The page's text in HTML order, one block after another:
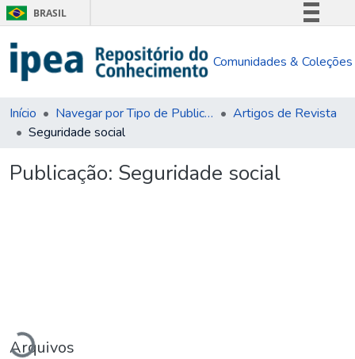
BRASIL
Comunica BR
Acesso à informação
Comunidades & Coleções
Início Navegar por Tipo de Publicação
Artigos de Revista
Seguridade social
Publicação: Seguridade social
Carregando...
Arquivos